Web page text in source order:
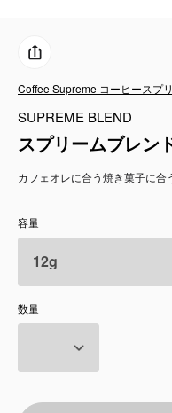
リキッド
卸販売
コーヒーのサブスク
サービス
お知らせ
よくある質問
Coffee Supreme コーヒースプ
SUPREME BLEND
スプリームブレン
カフェオレに合う焼き菓子に合
容量
数量